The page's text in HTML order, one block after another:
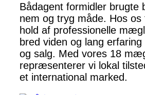
Bådagent formidler brugte
nem og tryg måde. Hos os
hold af professionelle
bred viden og lang
og salg. Med vores 18
repræsenterer vi lokal
et international marked.